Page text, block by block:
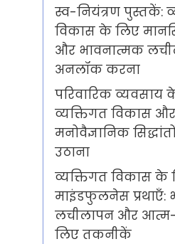
स्व-नियंत्रण पुस्तकें:
विकास के लिए
और भावनात्मक
अनलॉक करना
परिवारिक व्यवसाय
व्यक्तिगत विकास
मनोवैज्ञानिक
उठाना
व्यक्तिगत विकास के
माइंडफुलनेस प्रथाएँ:
लचीलापन और
लिए तकनीकें